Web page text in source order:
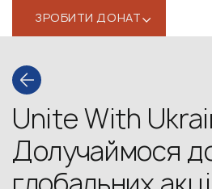
ЗРОБИТИ ДОНАТ‹
Unite With
Долучаймося